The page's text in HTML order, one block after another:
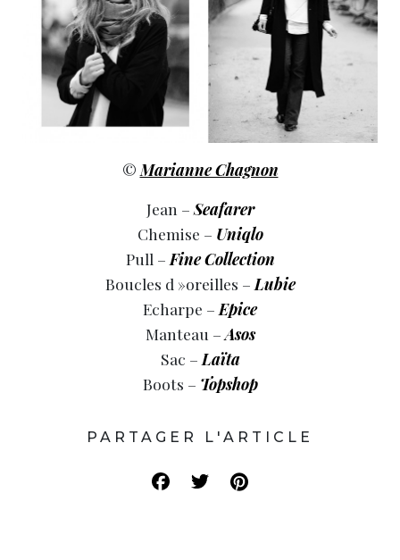
© Marianne Chagnon
Jean – Seafarer
Chemise – Uniqlo
Pull – Fine Collection
Boucles d »oreilles – Lubie
Echarpe – Epice
Manteau –Asos
Sac – Laïta
Boots – Topshop
PARTAGER L'ARTICLE